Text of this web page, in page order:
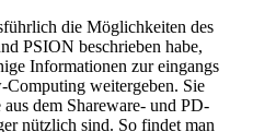
die Möglichkeiten des
PSION beschrieben habe,
Informationen zur eingangs
weitergeben. Sie
dem Shareware- und PD-
nützlich sind. So findet man